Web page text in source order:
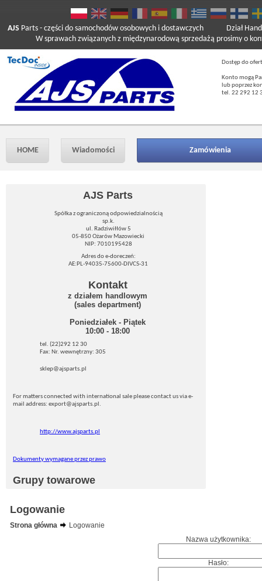
AJS Parts - części do samochodów osobowych i dostawczych
W sprawach związanych z międzynarodową sprzedażą prosimy o
Dział
Dostęp do
Konto mogą
lub poprzez
tel. 22 292 12
HOME Wiadomości Zamówienia
AJS Parts
Spółka z ograniczoną odpowiedzialnością
sp.k.
ul. Radziwiłłów 5
05-850 Ożarów Mazowiecki
NIP: 7010195428
Adres do e-doreczeń:
AE:PL-94035-75600-DIVCS-31
Kontakt
z działem handlowym
(sales department)
Poniedziałek - Piątek
10:00 - 18:00
tel. (22)292 12 30
Fax: Nr. wewnętrzny: 305
sklep@ajsparts.pl
For matters connected with international sale please contact us via e-
mail address: export@ajsparts.pl.
http://www.ajsparts.pl
Dokumenty wymagane przez prawo
Grupy towarowe
Logowanie
Strona główna
Logowanie
Nazwa użytkownika:
Hasło: